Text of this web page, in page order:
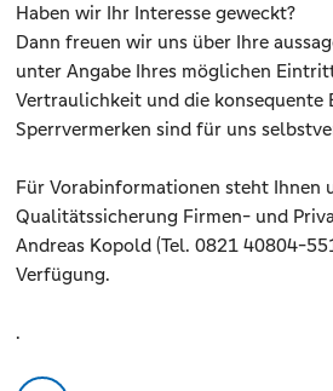
Haben wir Ihr Interesse geweckt?
Dann freuen wir uns über Ihre
unter Angabe Ihres möglichen
Vertraulichkeit und die konsequente
Sperrvermerken sind für uns
Für Vorabinformationen steht Ihnen
Qualitätssicherung Firmen- und
Andreas Kopold (Tel. 0821 40804-
Verfügung.
.